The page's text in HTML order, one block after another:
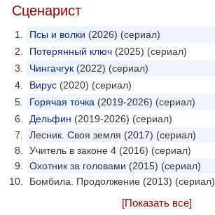
Сценарист
Псы и волки (2026) (сериал)
Потерянный ключ (2025) (сериал)
Чингачгук (2022) (сериал)
Вирус (2020) (сериал)
Горячая точка (2019-2026) (сериал)
Дельфин (2019-2026) (сериал)
Лесник. Своя земля (2017) (сериал)
Учитель в законе 4 (2016) (сериал)
Охотник за головами (2015) (сериал)
Бомбила. Продолжение (2013) (сериал)
[Показать все]